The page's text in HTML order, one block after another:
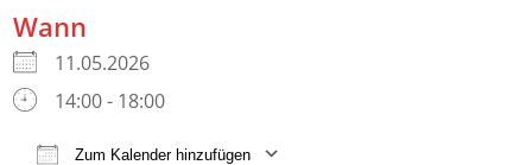
Wann
11.05.2026
14:00 - 18:00
Zum Kalender hinzufügen